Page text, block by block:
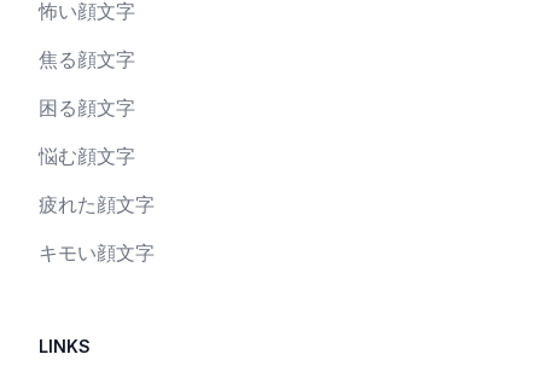
怖い顔文字
焦る顔文字
困る顔文字
悩む顔文字
疲れた顔文字
キモい顔文字
LINKS